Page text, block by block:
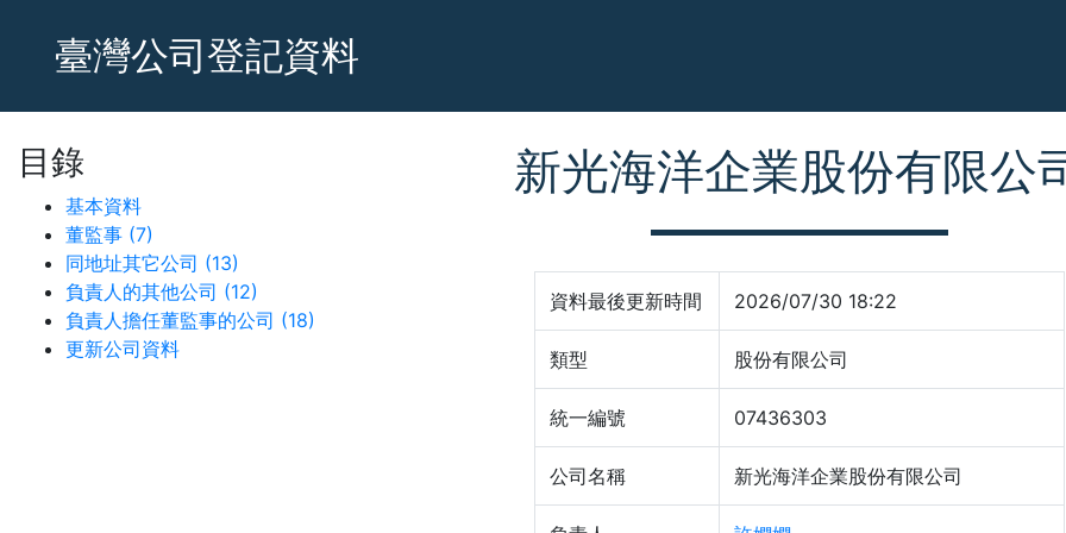
臺灣公司登記資料
目錄
基本資料
董監事 (7)
同地址其它公司 (13)
負責人的其他公司 (12)
負責人擔任董監事的公司 (18)
更新公司資料
新光海洋企業股份有限公
資料最後更新時間 2026/07/30 18:22
類型 股份有限公司
統一編號 07436303
公司名稱 新光海洋企業股份有限公司